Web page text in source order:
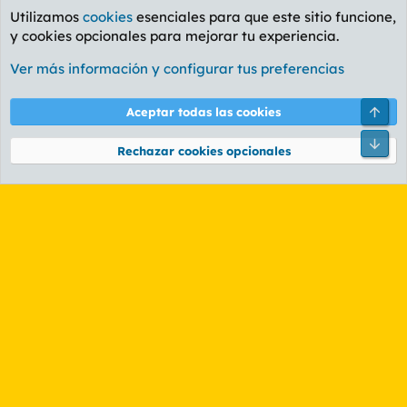
Foro Informática y Videojuegos
Cookies
PL OLDSTYLE AMARILLO
Términos y reglas Política de privacidad Ayuda
Community platform by XenForo® © 2010-2026 XenForo Ltd.
Utilizamos cookies esenciales para que este sitio funcione,
y cookies opcionales para mejorar tu experiencia.
Ver más información y configurar tus preferencias
Aceptar todas las cookies
Rechazar cookies opcionales
Pie